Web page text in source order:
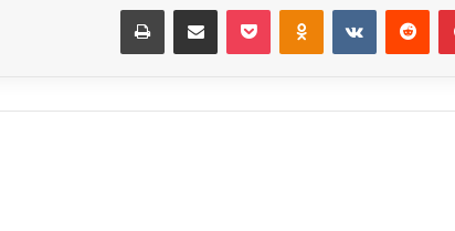
بينتيريست ‏Reddit
‏VKontakte
Odnoklassniki بوكيت مشاركة عبر البريد طباعة